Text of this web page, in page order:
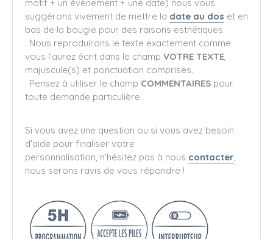
motif + un évènement + une date) nous vous
suggérons vivement de mettre la date au dos et en
bas de la bougie pour des raisons esthétiques.
. Nous reproduirons le texte exactement comme
vous l'aurez écrit dans le champ VOTRE TEXTE,
majuscule(s) et ponctuation comprises.
. Pensez à utiliser le champ COMMENTAIRES pour
toute demande particulière.
Si vous avez une question ou si vous avez besoin
d'aide pour finaliser votre
personnalisation, n'hésitez pas à nous contacter,
nous serons ravis de vous répondre !